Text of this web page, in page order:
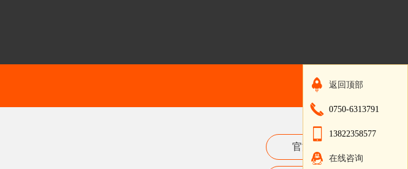
返回顶部
0750-6313791
13822358577
在线咨询
官方网站